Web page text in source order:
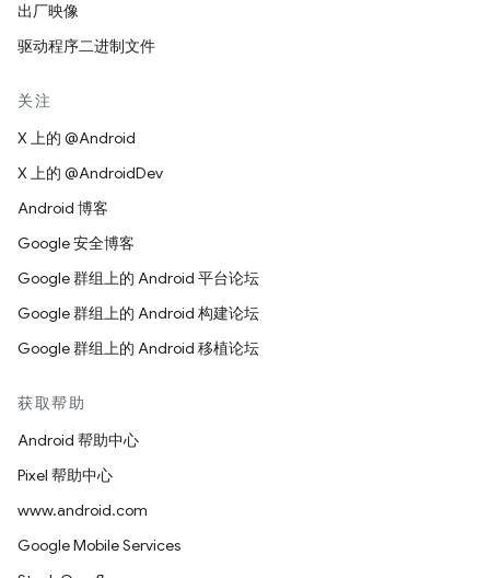
出厂映像
驱动程序二进制文件
关注
X 上的 @Android
X 上的 @AndroidDev
Android 博客
Google 安全博客
Google 群组上的 Android 平台论坛
Google 群组上的 Android 构建论坛
Google 群组上的 Android 移植论坛
获取帮助
Android 帮助中心
Pixel 帮助中心
www.android.com
Google Mobile Services